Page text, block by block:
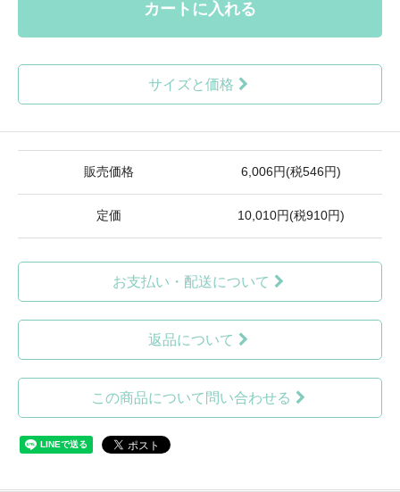
カートに入れる
サイズと価格
販売価格 6,006円(税546円)
定価 10,010円(税910円)
お支払い・配送について
返品について
この商品について問い合わせる